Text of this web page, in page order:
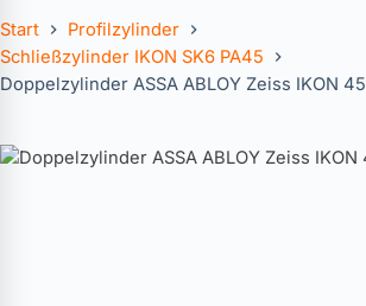
Start
Profilzylinder
Schließzylinder IKON SK6 PA45
Doppelzylinder ASSA ABLOY Zeiss IKON 45